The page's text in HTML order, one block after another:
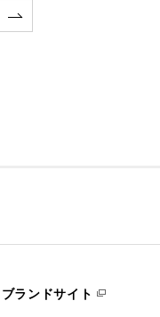
ブランドサイト